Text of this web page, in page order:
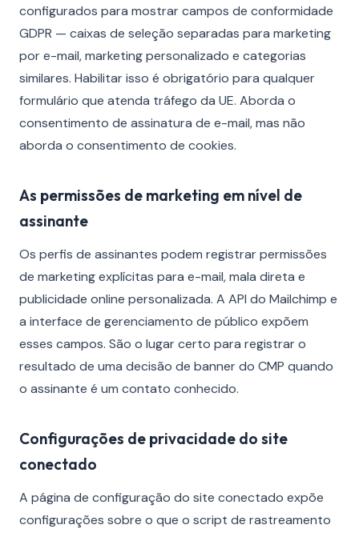
configurados para mostrar campos de conformidade
GDPR — caixas de seleção separadas para marketing
por e-mail, marketing personalizado e categorias
similares. Habilitar isso é obrigatório para qualquer
formulário que atenda tráfego da UE. Aborda o
consentimento de assinatura de e-mail, mas não
aborda o consentimento de cookies.
As permissões de marketing em nível de
assinante
Os perfis de assinantes podem registrar permissões
de marketing explícitas para e-mail, mala direta e
publicidade online personalizada. A API do Mailchimp e
a interface de gerenciamento de público expõem
esses campos. São o lugar certo para registrar o
resultado de uma decisão de banner do CMP quando
o assinante é um contato conhecido.
Configurações de privacidade do site
conectado
A página de configuração do site conectado expõe
configurações sobre o que o script de rastreamento